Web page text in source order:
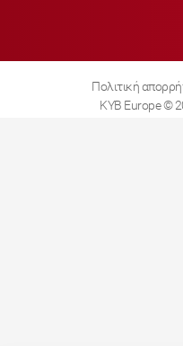
Πολιτική
KYB Europe ©